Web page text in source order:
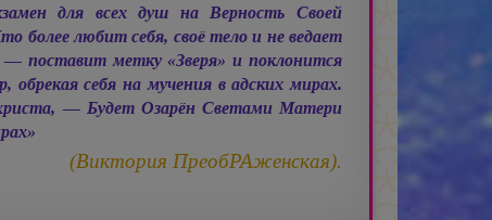
для всех душ на Верность Своей
более любит себя, своё тело и не ведает
поставит метку «Зверя» и поклонится
обрекая себя на мучения в адских мирах.
— Будет Озарён Светами Матери
(Виктория ПреобРАженская).